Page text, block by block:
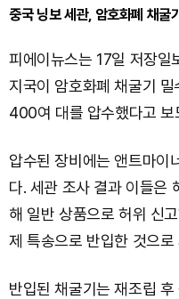
중국 닝보 세관, 암호화폐 채굴
피에이뉴스는 17일 저장일
지국이 암호화폐 채굴기
400여 대를 압수했다고 보
압수된 장비에는 앤트마
다. 세관 조사 결과 이들은
해 일반 상품으로 허위 신
제 특송으로 반입한 것으로
반입된 채굴기는 재조립